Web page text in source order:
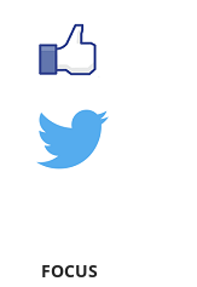
FOCUS